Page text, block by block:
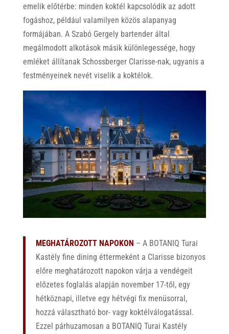
emelik előtérbe: minden koktél kapcsolódik az adott
fogáshoz, például valamilyen közös alapanyag
formájában. A Szabó Gergely bartender által
megálmodott alkotások másik különlegessége, hogy
emléket állítanak Schossberger Clarisse-nak, ugyanis a
festményeinek nevét viselik a koktélok.
MEGHATÁROZOTT NAPOKON – A BOTANIQ Turai
Kastély fine dining éttermeként a Clarisse bizonyos
előre meghatározott napokon várja a vendégeit
előzetes foglalás alapján november 17-től, egy
hétköznapi, illetve egy hétvégi fix menüsorral,
hozzá választható bor- vagy koktélválogatással.
Ezzel párhuzamosan a BOTANIQ Turai Kastély